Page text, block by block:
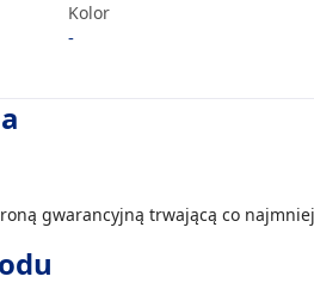
Kolor
-
gwarancyjną trwającą co